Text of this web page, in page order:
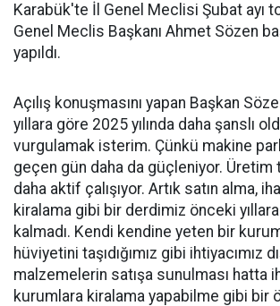
Karabük'te İl Genel Meclisi Şubat ayı
Genel Meclis Başkanı Ahmet Sözen
yapıldı.
Açılış konuşmasını yapan Başkan
yıllara göre 2025 yılında daha şanslı
vurgulamak isterim. Çünkü makine
geçen gün daha da güçleniyor.
daha aktif çalışıyor. Artık satın alma,
kiralama gibi bir derdimiz önceki
kalmadı. Kendi kendine yeten bir
hüviyetini taşıdığımız gibi ihtiyacımız
malzemelerin satışa sunulması hatta
kurumlara kiralama yapabilme gibi bir